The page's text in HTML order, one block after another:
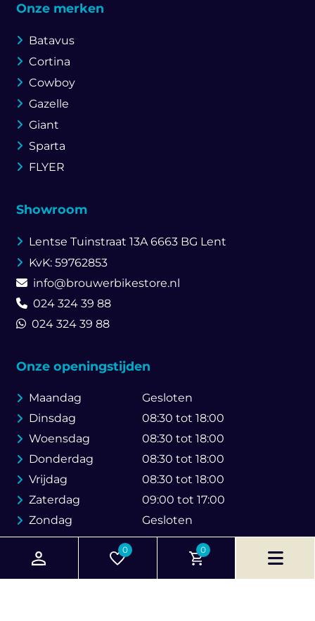
0 0
Onze merken
Batavus
Cortina
Cowboy
Gazelle
Giant
Sparta
FLYER
Showroom
Lentse Tuinstraat 13A6663 BG Lent
KvK: 59762853
info@brouwerbikestore.nl
024 324 39 88
024 324 39 88
Onze openingstijden
Maandag
Gesloten
Dinsdag
08:30 tot 18:00
Woensdag
08:30 tot 18:00
Donderdag
08:30 tot 18:00
Vrijdag
08:30 tot 18:00
Zaterdag
09:00 tot 17:00
Zondag
Gesloten